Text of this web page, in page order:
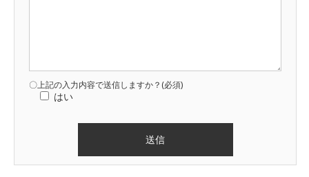
〇上記の入力内容で送信しますか？(必須)
はい